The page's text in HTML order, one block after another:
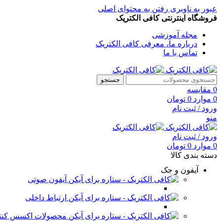
عبور به ناوبری رفتن به محتوای اصلی
فروشگاه اینترنتی کافی الکتریک
مجله آموزشی
درباره ما، معرفی کافی الکتریک
تماس با ما
جستجو
0 مقایسه
0 موارد 0 تومان
ورود / ثبت نام
منو
ورود / ثبت نام
0 موارد 0 تومان
دسته بندی کالا
آیفون و جک
آیفون صوتی
ارتباط داخلی
محصولات اکسس